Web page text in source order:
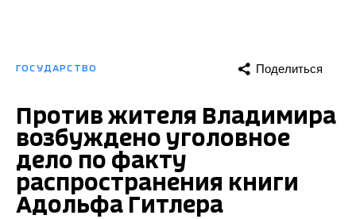
ГОСУДАРСТВО Поделиться
Против жителя Владимира
возбуждено уголовное
дело по факту
распространения книги
Адольфа Гитлера